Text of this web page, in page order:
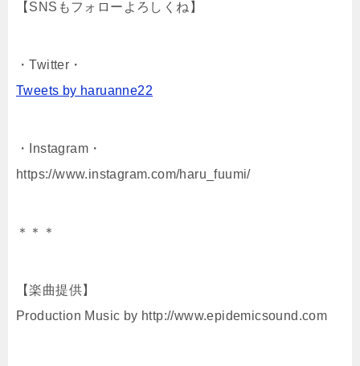
【SNSもフォローよろしくね】
・Twitter・
Tweets by haruanne22
・Instagram・
https://www.instagram.com/haru_fuumi/
＊＊＊
【楽曲提供】
Production Music by http://www.epidemicsound.com